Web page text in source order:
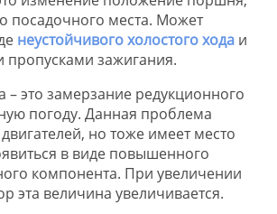
посадочного места. Может
неустойчивого холостого хода и
пропусками зажигания.
– это замерзание редукционного
погоду. Данная проблема
двигателей, но тоже имеет место
в виде повышенного
компонента. При увеличении
эта величина увеличивается.